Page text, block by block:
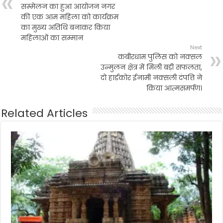
सम्मेलन का हुआ आयोजन नगर
की एक आम महिला को कार्यक्रम
का मुख्य अतिथि बनाकर किया
महिलाओं का सम्मान
Next
कबीरधाम पुलिस को नक्सल
उन्मुलन क्षेत्र में मिली बड़ी सफलता,
दो हार्डकोर ईनामी नक्सली दंपत्ति ने
किया आत्मसमर्पण।
Related Articles